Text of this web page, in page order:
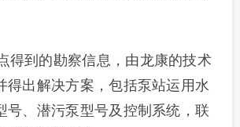
得到的勘察信息，由龙康的技术
得出解决方案，包括泵站运用水
号、潜污泵型号及控制系统，联